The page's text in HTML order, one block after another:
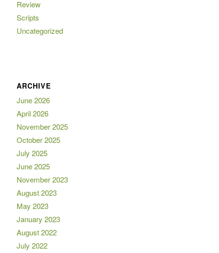
Review
Scripts
Uncategorized
ARCHIVE
June 2026
April 2026
November 2025
October 2025
July 2025
June 2025
November 2023
August 2023
May 2023
January 2023
August 2022
July 2022